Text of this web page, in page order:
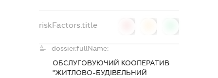
riskFactors.title
dossier.fullName:
ОБСЛУГОВУЮЧИЙ КООПЕРАТИВ
"ЖИТЛОВО-БУДІВЕЛЬНИЙ